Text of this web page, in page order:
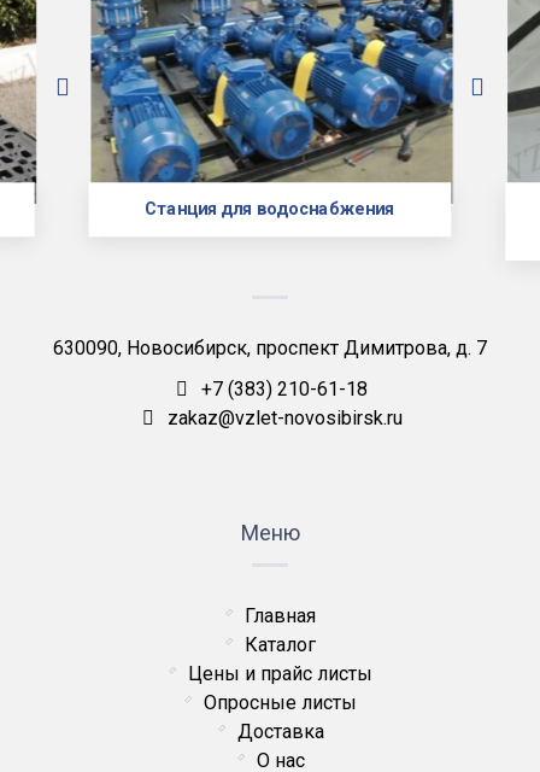
Станция для водоснабжения
630090, Новосибирск, проспект Димитрова, д. 7
+7 (383) 210-61-18
zakaz@vzlet-novosibirsk.ru
Меню
Главная
Каталог
Цены и прайс листы
Опросные листы
Доставка
О нас